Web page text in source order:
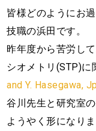
皆様どのようにお
技職の浜田です。
昨年度から苦労し
シオメトリ(STP)に
and Y. Hasegawa,
谷川先生と研究室
ようやく形になり